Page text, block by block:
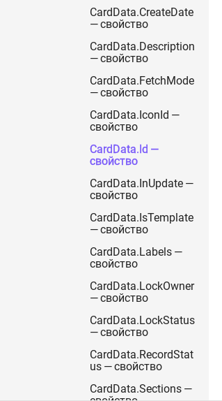
CardData.CreateDate
— свойство
CardData.Description
— свойство
CardData.FetchMode
— свойство
CardData.IconId —
свойство
CardData.Id —
свойство
CardData.InUpdate —
свойство
CardData.IsTemplate
— свойство
CardData.Labels —
свойство
CardData.LockOwner
— свойство
CardData.LockStatus
— свойство
CardData.RecordStat
us — свойство
CardData.Sections —